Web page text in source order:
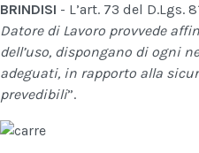
BRINDISI - L’art. 73 del D.Lgs.
Datore di Lavoro provvede
dell’uso, dispongano di ogni
adeguati, in rapporto alla
prevedibili”.